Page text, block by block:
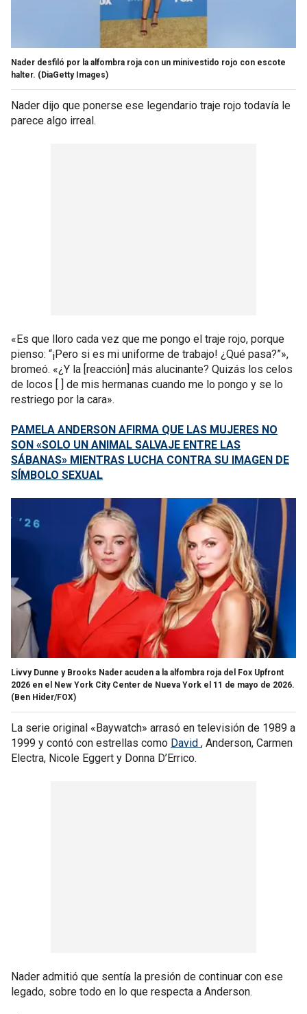
Nader desfiló por la alfombra roja con un minivestido rojo con escote
halter. (DiaGetty Images)
Nader dijo que ponerse ese legendario traje rojo todavía le
parece algo irreal.
«Es que lloro cada vez que me pongo el traje rojo, porque
pienso: “¡Pero si es mi uniforme de trabajo! ¿Qué pasa?”»,
bromeó. «¿Y la [reacción] más alucinante? Quizás los celos
de locos [ ] de mis hermanas cuando me lo pongo y se lo
restriego por la cara».
PAMELA ANDERSON AFIRMA QUE LAS MUJERES NO
SON «SOLO UN ANIMAL SALVAJE ENTRE LAS
SÁBANAS» MIENTRAS LUCHA CONTRA SU IMAGEN DE
SÍMBOLO SEXUAL
Livvy Dunne y Brooks Nader acuden a la alfombra roja del Fox Upfront
2026 en el New York City Center de Nueva York el 11 de mayo de 2026.
(Ben Hider/FOX)
La serie original «Baywatch» arrasó en televisión de 1989 a
1999 y contó con estrellas como David , Anderson, Carmen
Electra, Nicole Eggert y Donna D’Errico.
Nader admitió que sentía la presión de continuar con ese
legado, sobre todo en lo que respecta a Anderson.